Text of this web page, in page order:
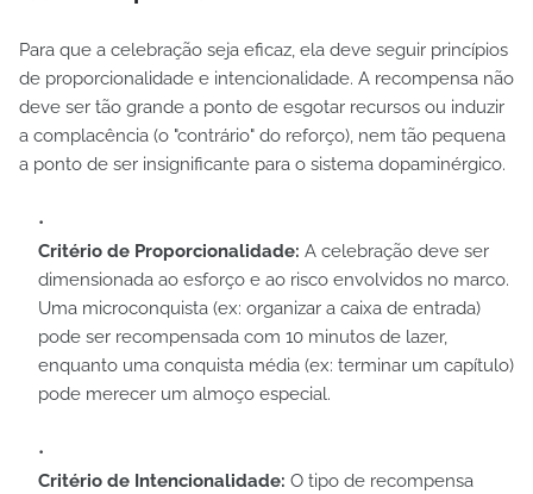
Para que a celebração seja eficaz, ela deve seguir princípios
de proporcionalidade e intencionalidade. A recompensa não
deve ser tão grande a ponto de esgotar recursos ou induzir
a complacência (o "contrário" do reforço), nem tão pequena
a ponto de ser insignificante para o sistema dopaminérgico.
Critério de Proporcionalidade: A celebração deve ser
dimensionada ao esforço e ao risco envolvidos no marco.
Uma microconquista (ex: organizar a caixa de entrada)
pode ser recompensada com 10 minutos de lazer,
enquanto uma conquista média (ex: terminar um capítulo)
pode merecer um almoço especial.
Critério de Intencionalidade: O tipo de recompensa